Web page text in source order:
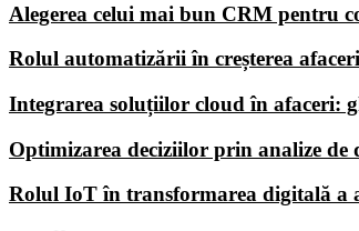
Alegerea celui mai bun CRM pentru
Rolul automatizării în creșterea
Integrarea soluțiilor cloud în afaceri:
Optimizarea deciziilor prin analize de
Rolul IoT în transformarea digitală a